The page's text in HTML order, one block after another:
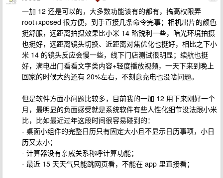
一加 12 还是可以的，大多数功能该有的都有，搞高权限弄
root+xposed 很方便，到手直接几条命令完事；相机出片的颜色
挺舒服，远距离拍摄效果比小米 14 略锐利一些，暗光环境拍摄
也挺好，远距离镜头切换、近距离对焦优化也挺好，相比之下小
米 14 的镜头反应会慢一些，线下门店测试很明显；续航也挺
好，满电出门看看文字类内容+轻度播放视频，一天下来到晚上
回家的时候大约还有 20%左右，不刻意充电也没啥问题。
但是软件方面小问题比较多，目前我的一加 12 用下来刚好一个
月，最明显的负面感受就是系统软件有些人性化细节没法跟小米
比，比如最近过年这段时间很容易碰到的：
- 桌面小组件的完整日历只有固定大小且不显示日历事项，小日
历又太小；
- 计算器没有亲戚关系称呼计算功能；
- 最近 15 天天气只能跳网页看，不能在 app 里直接看；